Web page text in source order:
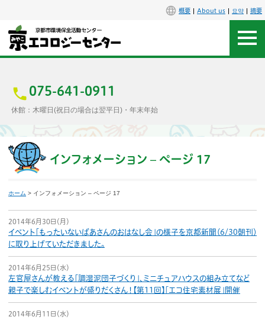
概要 About us 요약 摘要
075-641-0911
休館：木曜日(祝日の場合は翌平日)・年末年始
アクセス
施設案内
イベント
講座
ボランティア
インフォメーション – ページ 17
ホーム > インフォメーション – ページ 17
2014年6月30日（月）
イベント「もったいないばあさんのおはなし会」の様子を京都新聞（6/30朝刊）
に取り上げていただきました。
2014年6月25日（水）
左官屋さんが教える「調湿泥団子づくり」、ミニチュアハウスの組み立てなど
親子で楽しむイベントが盛りだくさん！【第11回】「エコ住宅素材展」開催
2014年6月11日（水）